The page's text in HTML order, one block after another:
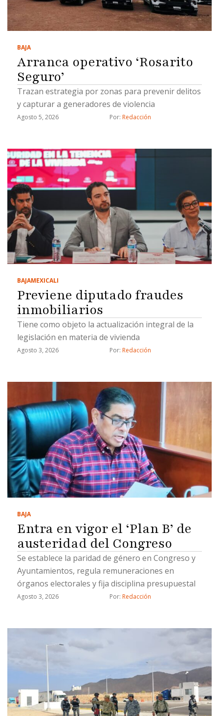
BAJA
Arranca operativo ‘Rosarito
Seguro’
Trazan estrategia por zonas para prevenir delitos
y capturar a generadores de violencia
Agosto 5, 2026 Por: Redacción
BAJAMEXICALI
Previene diputado fraudes
inmobiliarios
Tiene como objeto la actualización integral de la
legislación en materia de vivienda
Agosto 3, 2026 Por: Redacción
BAJA
Entra en vigor el ‘Plan B’ de
austeridad del Congreso
Se establece la paridad de género en Congreso y
Ayuntamientos, regula remuneraciones en
órganos electorales y fija disciplina presupuestal
Agosto 3, 2026 Por: Redacción